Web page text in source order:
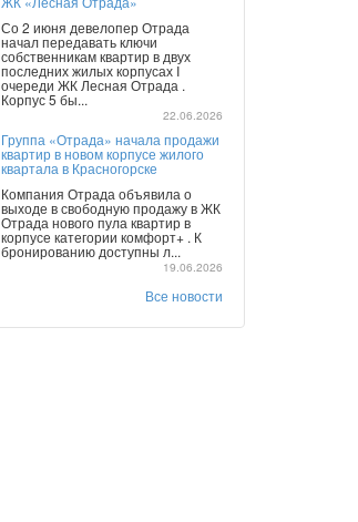
Со 2 июня девелопер Отрада
начал передавать ключи
собственникам квартир в двух
последних жилых корпусах I
очереди ЖК Лесная Отрада .
Корпус 5 бы...
22.06.2026
Группа «Отрада» начала продажи
квартир в новом корпусе жилого
квартала в Красногорске
Компания Отрада объявила о
выходе в свободную продажу в ЖК
Отрада нового пула квартир в
корпусе категории комфорт+ . К
бронированию доступны л...
19.06.2026
Все новости